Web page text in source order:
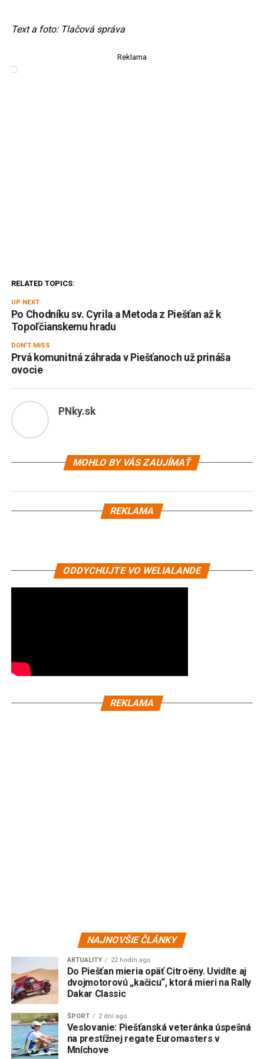
Text a foto: Tlačová správa
Reklama
RELATED TOPICS:
UP NEXT
Po Chodníku sv. Cyrila a Metoda z Piešťan až k
Topoľčianskemu hradu
DON'T MISS
Prvá komunitná záhrada v Piešťanoch už prináša
ovocie
PNky.sk
MOHLO BY VÁS ZAUJÍMAŤ
REKLAMA
ODDYCHUJTE VO WELIALANDE
REKLAMA
NAJNOVŠIE ČLÁNKY
AKTUALITY 22 hodín ago
Do Piešťan mieria opäť Citroëny. Uvidíte aj
dvojmotorovú „kačicu“, ktorá mieri na Rally
Dakar Classic
ŠPORT 2 dni ago
Veslovanie: Piešťanská veteránka úspešná
na prestížnej regate Euromasters v
Mníchove